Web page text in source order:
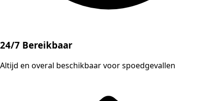
24/7 Bereikbaar
Altijd en overal beschikbaar voor spoedgevallen